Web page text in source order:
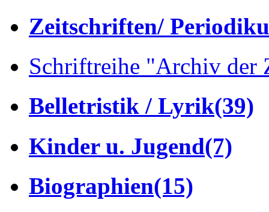
Zeitschriften/
Schriftreihe "Archiv der
Belletristik / Lyrik(39)
Kinder u. Jugend(7)
Biographien(15)